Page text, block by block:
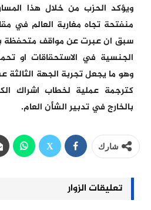
ويؤكد الحزب من خلال هذا
منفتحة تجاه مغاربة العالم في
سبق ان عبرت عن مواقف
الجنسية في الاستحقاقات او
وهو ما يجعل تجربة الجهة
كترجمة عملية لخطاب اشراك
بالخارج في تدبير الشأن العام.
شارك
تعليقات الزوار